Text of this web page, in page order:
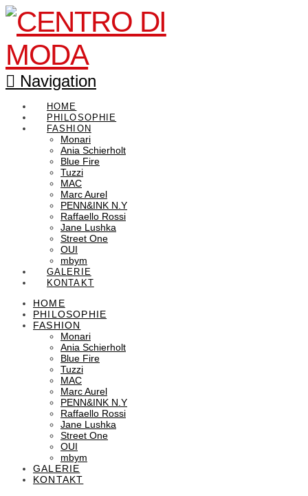
Navigation
HOME
PHILOSOPHIE
FASHION
Monari
Ania Schierholt
Blue Fire
Tuzzi
MAC
Marc Aurel
PENN&INK N.Y
Raffaello Rossi
Jane Lushka
Street One
OUI
mbym
GALERIE
KONTAKT
HOME
PHILOSOPHIE
FASHION
Monari
Ania Schierholt
Blue Fire
Tuzzi
MAC
Marc Aurel
PENN&INK N.Y
Raffaello Rossi
Jane Lushka
Street One
OUI
mbym
GALERIE
KONTAKT